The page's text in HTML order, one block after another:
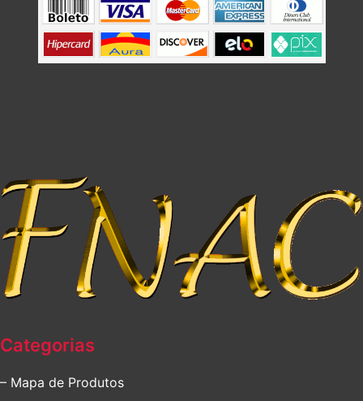
Categorias
– Mapa de Produtos